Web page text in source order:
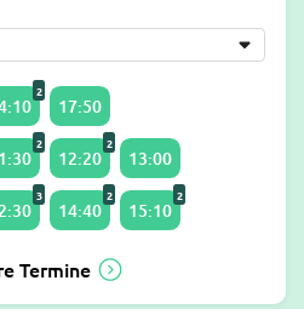
2
17:50
2
12:20
2
13:00
3
14:40
2
15:10
2
Termine